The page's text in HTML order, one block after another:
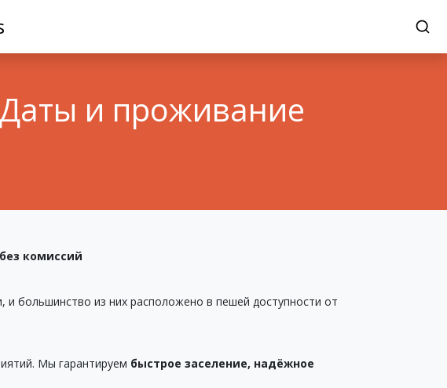
и проживание
комиссий
большинство из них расположено в пешей доступности от
Мы гарантируем быстрое заселение, надёжное